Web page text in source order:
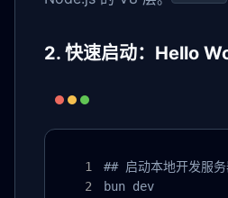
2. 快速启动：Hello
## 启动本地开发服
bun dev